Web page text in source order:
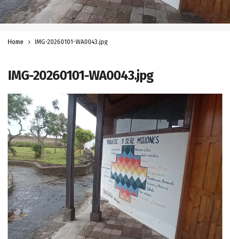
Home IMG-20260101-WA0043.jpg
IMG-20260101-WA0043.jpg